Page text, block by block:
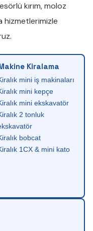
kırım,moloz
hizmetlerimizle
Kiralama
mini iş makinaları
mini kepçe
mini ekskavatör
2 tonluk
bobcat
1CX & mini kato